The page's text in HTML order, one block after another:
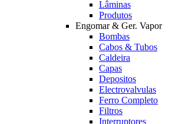
Lâminas
Produtos
Engomar & Ger. Vapor
Bombas
Cabos & Tubos
Caldeira
Capas
Depositos
Electrovalvulas
Ferro Completo
Filtros
Interruptores